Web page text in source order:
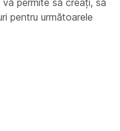
permite să creați, să
pentru următoarele